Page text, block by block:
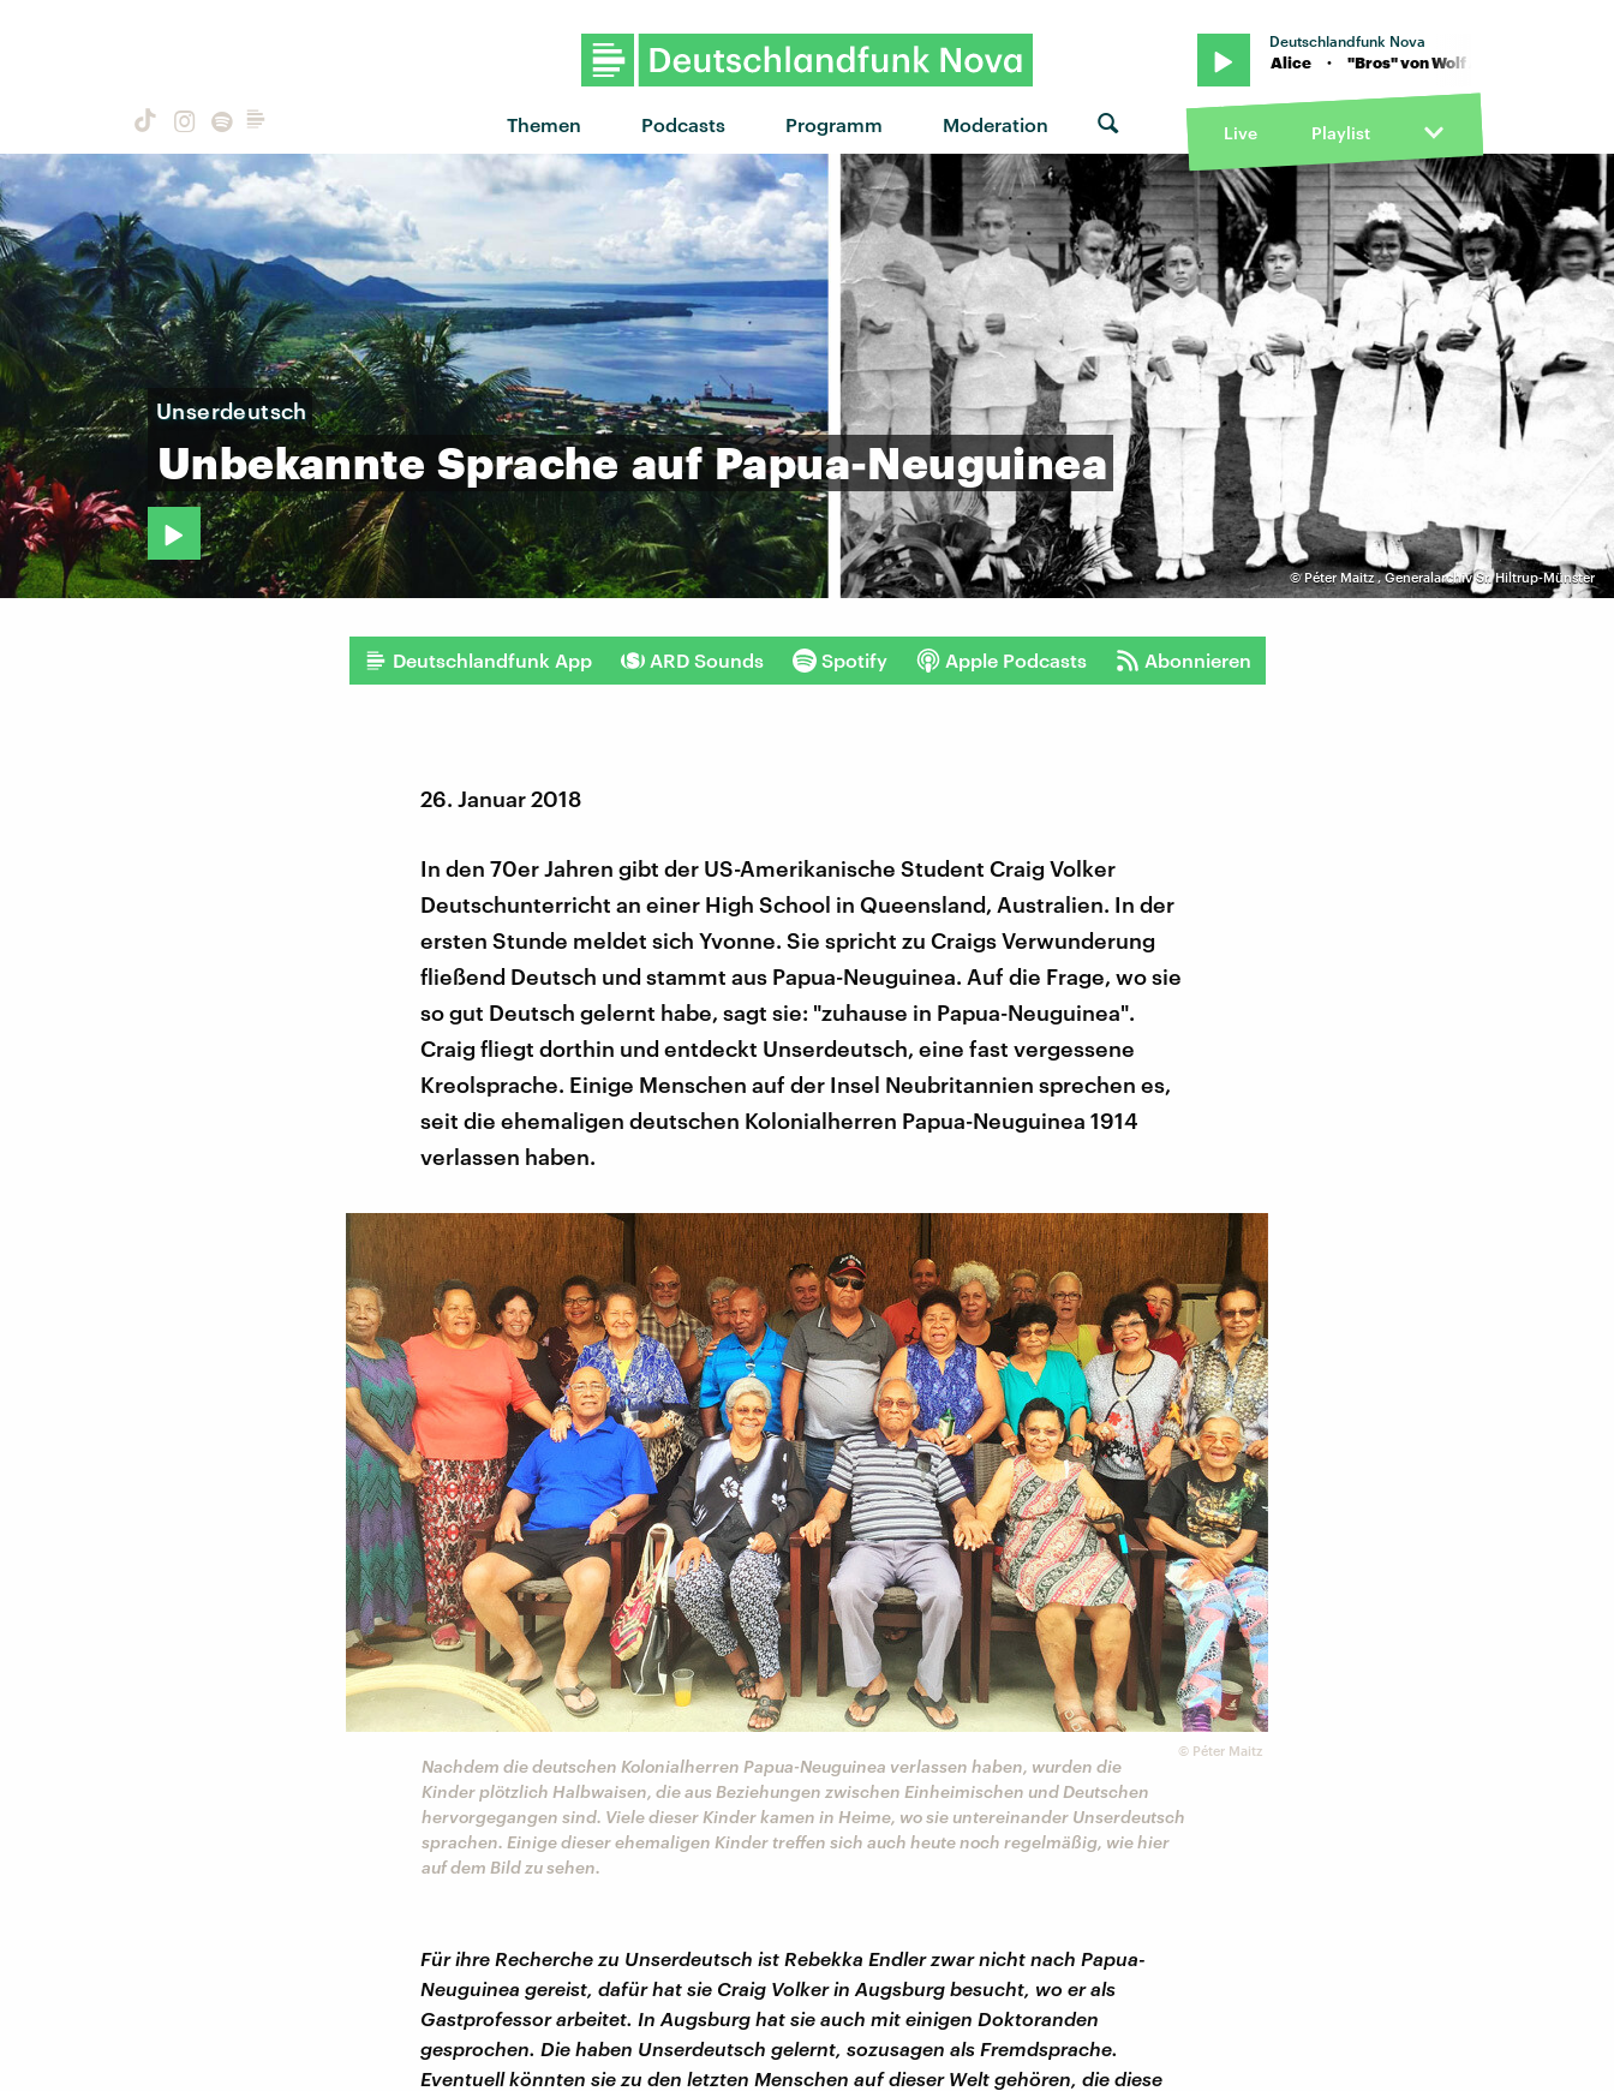
Themen Podcasts Programm Moderation
Deutschlandfunk Nova
"Bros" von Wolf Alice · "Bros" von Wolf Alice · "Bros" von Wolf Alice
Live Playlist
©Péter Maitz,Generalarchiv Sr. Hiltrup-Münster
Unserdeutsch
Unbekannte Sprache auf Papua-Neuguinea
Deutschlandfunk App ARD Sounds Spotify Apple Podcasts Abonnieren
26. Januar 2018
In den 70er Jahren gibt der US-Amerikanische Student Craig Volker
Deutschunterricht an einer High School in Queensland, Australien. In der
ersten Stunde meldet sich Yvonne. Sie spricht zu Craigs Verwunderung
fließend Deutsch und stammt aus Papua-Neuguinea. Auf die Frage, wo sie
so gut Deutsch gelernt habe, sagt sie: "zuhause in Papua-Neuguinea".
Craig fliegt dorthin und entdeckt Unserdeutsch, eine fast vergessene
Kreolsprache. Einige Menschen auf der Insel Neubritannien sprechen es,
seit die ehemaligen deutschen Kolonialherren Papua-Neuguinea 1914
verlassen haben.
© Péter Maitz
Nachdem die deutschen Kolonialherren Papua-Neuguinea verlassen haben, wurden die
Kinder plötzlich Halbwaisen, die aus Beziehungen zwischen Einheimischen und Deutschen
hervorgegangen sind. Viele dieser Kinder kamen in Heime, wo sie untereinander Unserdeutsch
sprachen. Einige dieser ehemaligen Kinder treffen sich auch heute noch regelmäßig, wie hier
auf dem Bild zu sehen.
Für ihre Recherche zu Unserdeutsch ist Rebekka Endler zwar nicht nach Papua-
Neuguinea gereist, dafür hat sie Craig Volker in Augsburg besucht, wo er als
Gastprofessor arbeitet. In Augsburg hat sie auch mit einigen Doktoranden
gesprochen. Die haben Unserdeutsch gelernt, sozusagen als Fremdsprache.
Eventuell könnten sie zu den letzten Menschen auf dieser Welt gehören, die diese